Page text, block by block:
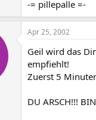
-= pillepalle =-
Apr 25, 2002
Geil wird das
empfiehlt!
Zuerst 5
DU ARSCH!!!